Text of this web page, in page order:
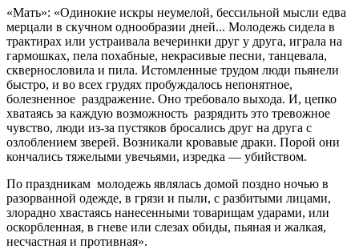
«Мать»: «Одинокие искры неумелой, бессильной мысли едва
мерцали в скучном однообразии дней... Молодежь сидела в
трактирах или устраивала вечеринки друг у друга, играла на
гармошках, пела похабные, некрасивые песни, танцевала,
сквернословила и пила. Истомленные трудом люди пьянели
быстро, и во всех грудях пробуждалось непонятное,
болезненное раздражение. Оно требовало выхода. И, цепко
хватаясь за каждую возможность разрядить это тревожное
чувство, люди из-за пустяков бросались друг на друга с
озлоблением зверей. Возникали кровавые драки. Порой они
кончались тяжелыми увечьями, изредка — убийством.
По праздникам молодежь являлась домой поздно ночью в
разорванной одежде, в грязи и пыли, с разбитыми лицами,
злорадно хвастаясь нанесенными товарищам ударами, или
оскорбленная, в гневе или слезах обиды, пьяная и жалкая,
несчастная и противная».